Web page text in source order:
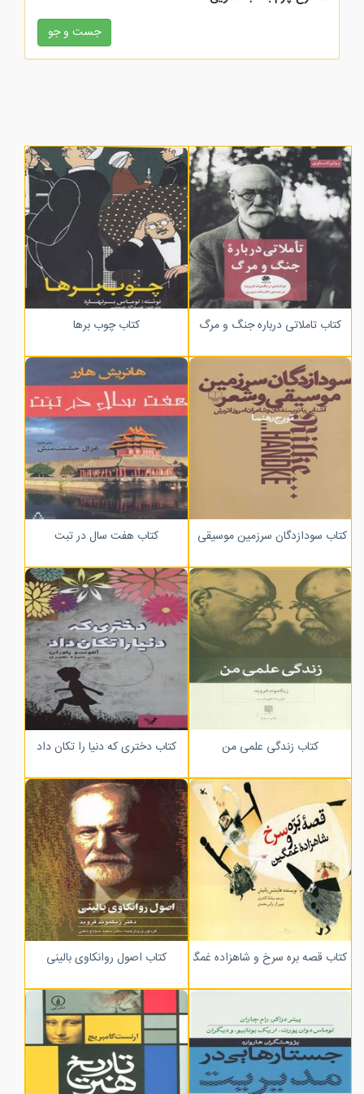
کتاب تاملاتی درباره جنگ و مرگ کتاب چوب برها
کتاب سودازدگان سرزمین موسیقی و شعر کتاب هفت سال در تبت
کتاب زندگی علمی من کتاب دختری که دنیا را تکان داد
کتاب قصه بره سرخ و شاهزاده غمگین کتاب اصول روانکاوی بالینی